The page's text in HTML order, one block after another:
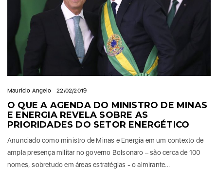
Maurício Angelo 22/02/2019
O QUE A AGENDA DO MINISTRO DE MINAS
E ENERGIA REVELA SOBRE AS
PRIORIDADES DO SETOR ENERGÉTICO
Anunciado como ministro de Minas e Energia em um contexto de
ampla presença militar no governo Bolsonaro – são cerca de 100
nomes, sobretudo em áreas estratégias - o almirante…